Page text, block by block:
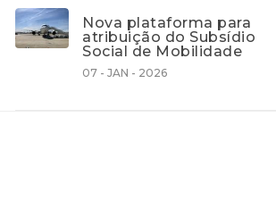
Nova plataforma para
atribuição do Subsídio
Social de Mobilidade
07 - JAN - 2026